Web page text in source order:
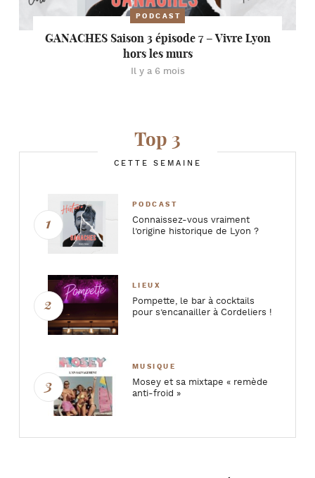
PODCAST
GANACHES Saison 3 épisode 7 – Vivre Lyon
hors les murs
Il y a 6 mois
Top 3
CETTE SEMAINE
PODCAST
Connaissez-vous vraiment
l’origine historique de Lyon ?
LIEUX
Pompette, le bar à cocktails
pour s’encanailler à Cordeliers !
MUSIQUE
Mosey et sa mixtape « remède
anti-froid »